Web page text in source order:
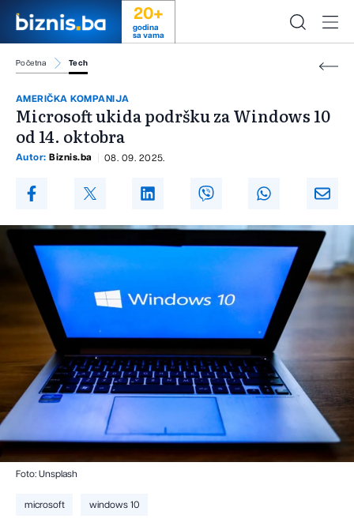
20+
godina
sa vama
Početna Tech
AMERIČKA KOMPANIJA
Microsoft ukida podršku za Windows 10
od 14. oktobra
Autor: Biznis.ba 08. 09. 2025.
Foto: Unsplash
microsoft windows 10